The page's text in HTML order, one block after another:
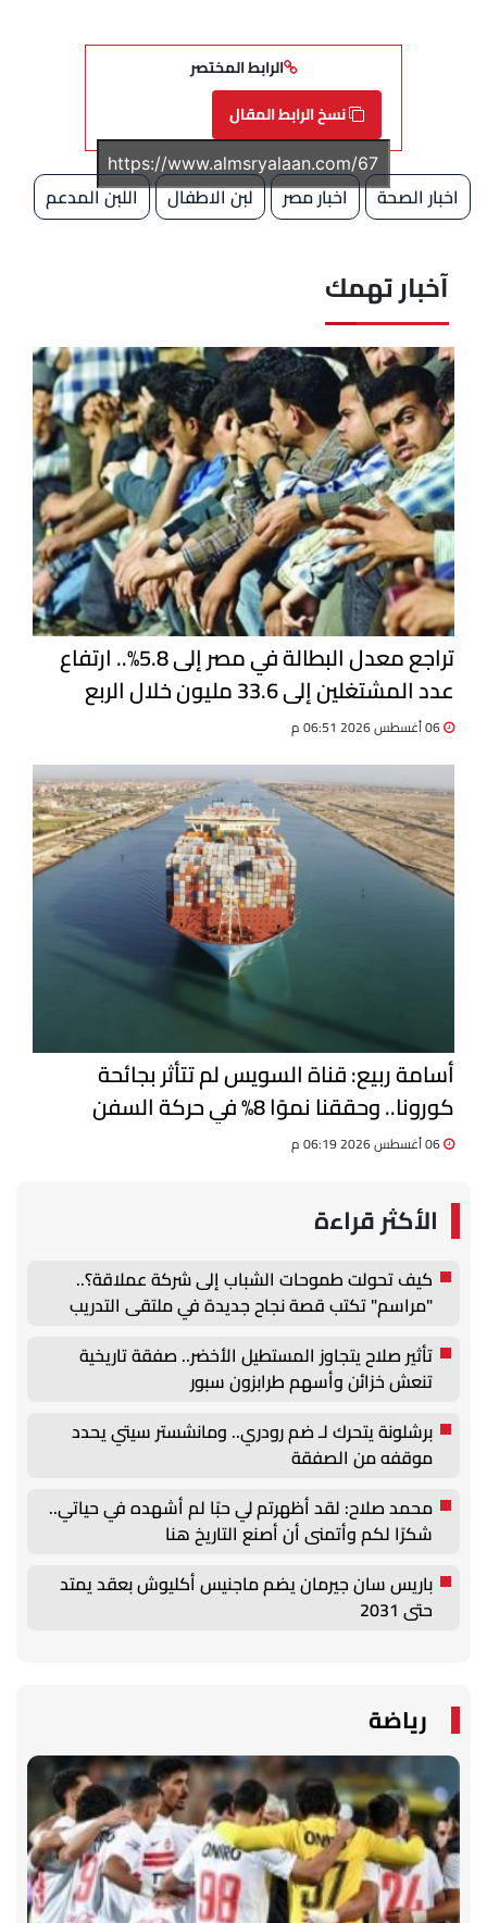
الرابط المختصر
نسخ الرابط المقال
اخبار الصحة اخبار مصر لبن الاطفال اللبن المدعم
آخبار تهمك
تراجع معدل البطالة في مصر إلى 5.8%.. ارتفاع
عدد المشتغلين إلى 33.6 مليون خلال الربع
الثاني 2026
أسامة ربيع: قناة السويس لم تتأثر بجائحة
كورونا.. وحققنا نموًا 8% في حركة السفن
الأكثر قراءة
كيف تحولت طموحات الشباب إلى شركة عملاقة؟..
"مراسم" تكتب قصة نجاح جديدة في ملتقى التدريب
والتوظيف الزراعي الأول بجامعة دمنهور
تأثير صلاح يتجاوز المستطيل الأخضر.. صفقة تاريخية
تنعش خزائن وأسهم طرابزون سبور
برشلونة يتحرك لـ ضم رودري.. ومانشستر سيتي يحدد
موقفه من الصفقة
محمد صلاح: لقد أظهرتم لي حبًا لم أشهده في حياتي..
شكرًا لكم وأتمنى أن أصنع التاريخ هنا
باريس سان جيرمان يضم ماجنيس أكليوش بعقد يمتد
حتى 2031
رياضة